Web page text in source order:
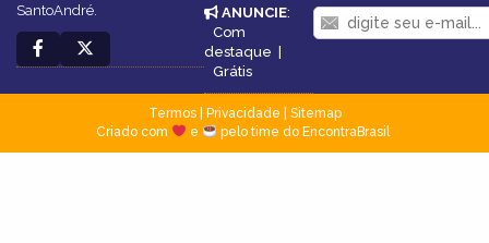
SantoAndré.
ANUNCIE:
Com
destaque |
Grátis
Termos| Privacidade
Sitemap
Criado com
e pelo time do EncontraBrasil